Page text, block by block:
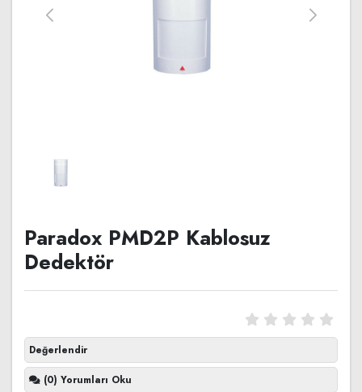
Paradox PMD2P Kablosuz
Dedektör
Değerlendir
(0) Yorumları Oku